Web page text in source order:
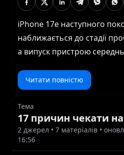
iPhone 17e наступного
наближається до стадії
а випуск пристрою
перевіреним витоком
в китайському ланцюжку
вівторок інформатор Fixed
базується на WeChat,
додавши, що дата випуску
Читати повністю
Тема
17 причин чекати
2 джерел • 7 матеріалів •
16:56